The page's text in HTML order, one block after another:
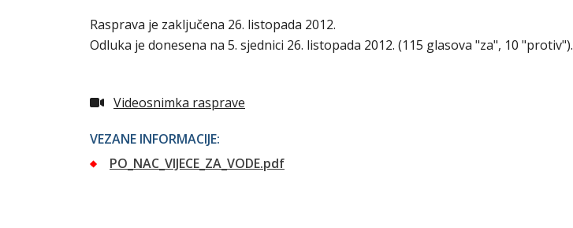
Rasprava je zaključena 26. listopada 2012.
Odluka je donesena na 5. sjednici 26. listopada 2012. (115 glasova "za", 10 "protiv").
Videosnimka rasprave
VEZANE INFORMACIJE:
PO_NAC_VIJECE_ZA_VODE.pdf